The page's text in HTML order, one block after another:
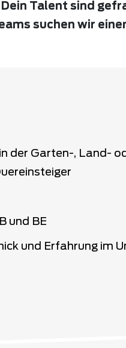
Talent sind
suchen wir
der Garten-, Land-
und BE
und Erfahrung im